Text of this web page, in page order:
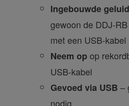
Ingebouwde
gewoon de DDJ-
met een USB-kabel
Neem op op
USB-kabel
Gevoed via USB –
nodig